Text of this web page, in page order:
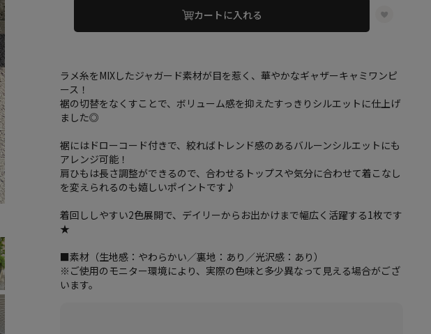
カートに入れる
ラメ糸をMIXしたジャガード素材が目を惹く、華やかなギャザーキャミワンピ
ース！
裾の切替をなくすことで、ボリューム感を抑えたすっきりシルエットに仕上げ
ました◎
裾にはドローコード付きで、絞ればトレンド感のあるバルーンシルエットにも
アレンジ可能！
肩ひもは長さ調整ができるので、合わせるトップスや気分に合わせて着こなし
を変えられるのも嬉しいポイントです♪
着回ししやすい2色展開で、デイリーからお出かけまで幅広く活躍する1枚です
★
■素材（生地感：やわらかい／裏地：あり／光沢感：あり）
※ご使用のモニター環境により、実際の色味と多少異なって見える場合がござ
います。